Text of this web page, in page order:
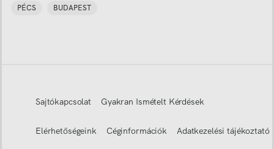
PÉCS BUDAPEST
Sajtókapcsolat Gyakran Ismételt Kérdések
Elérhetőségeink Céginformációk Adatkezelési tájékoztató